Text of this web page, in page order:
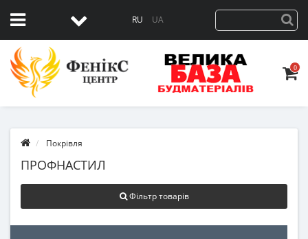
RU UA
0
Покрівля
ПРОФНАСТИЛ
Фільтр товарів